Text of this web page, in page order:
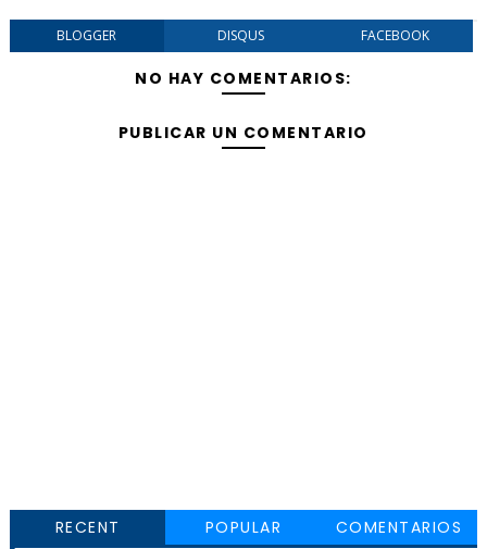
BLOGGER DISQUS FACEBOOK
NO HAY COMENTARIOS:
PUBLICAR UN COMENTARIO
RECENT POPULAR COMENTARIOS